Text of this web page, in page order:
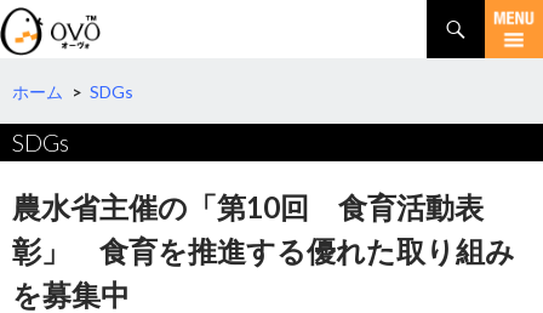
検
索
コ
テ
ツ
へ
動
ホーム > SDGs
SDGs
農水省主催の「第10回 食育活動表
彰」 食育を推進する優れた取り組み
を募集中